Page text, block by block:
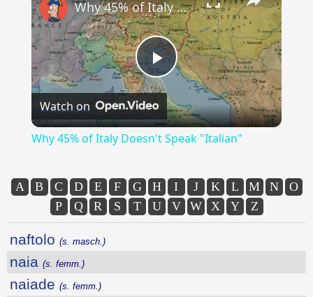
Play
Video
Why 45% of Italy Doesn't Speak "Italian"
Watch on
Why 45% of Italy Doesn't Speak "Italian"
A B C D E F G H I J K L M N
O
P
Q R S T U V W X Y Z
naftolo (s. masch.)
naia (s. femm.)
naiade (s. femm.)